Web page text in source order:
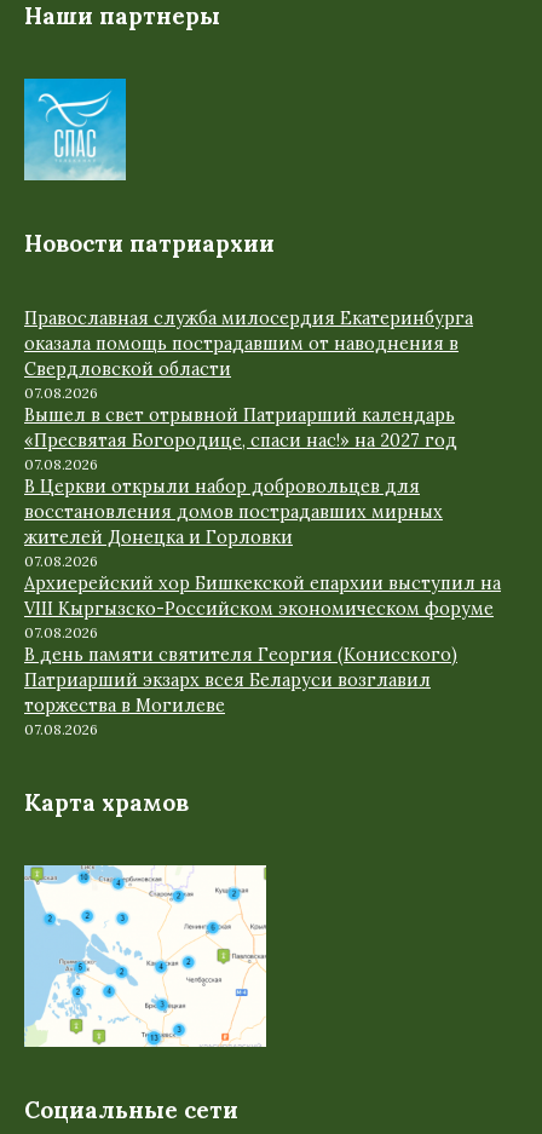
Наши партнеры
Новости патриархии
Православная служба милосердия Екатеринбурга
оказала помощь пострадавшим от наводнения в
Свердловской области
07.08.2026
Вышел в свет отрывной Патриарший календарь
«Пресвятая Богородице, спаси нас!» на 2027 год
07.08.2026
В Церкви открыли набор добровольцев для
восстановления домов пострадавших мирных
жителей Донецка и Горловки
07.08.2026
Архиерейский хор Бишкекской епархии выступил на
VIII Кыргызско-Российском экономическом форуме
07.08.2026
В день памяти святителя Георгия (Конисского)
Патриарший экзарх всея Беларуси возглавил
торжества в Могилеве
07.08.2026
Карта храмов
Социальные сети